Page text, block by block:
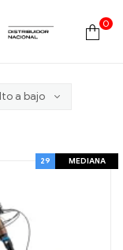
0
29 MEDIANA